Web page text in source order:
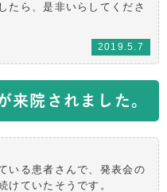
たら、是非いらしてくださ
2019.5.7
来院されました。
いる患者さんで、発表会の
けていたそうです。